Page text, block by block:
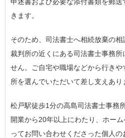
きます。
そのため、司法書士へ相続放棄の
裁判所の近くにある司法書士事務
せん。ご自宅や職場などから行き
所を選んでいただいて差し支えあり
松戸駅徒歩1分の高島司法書士事務
開業から20年以上にわたり、ホー
ってお問い合わせくださった個人の